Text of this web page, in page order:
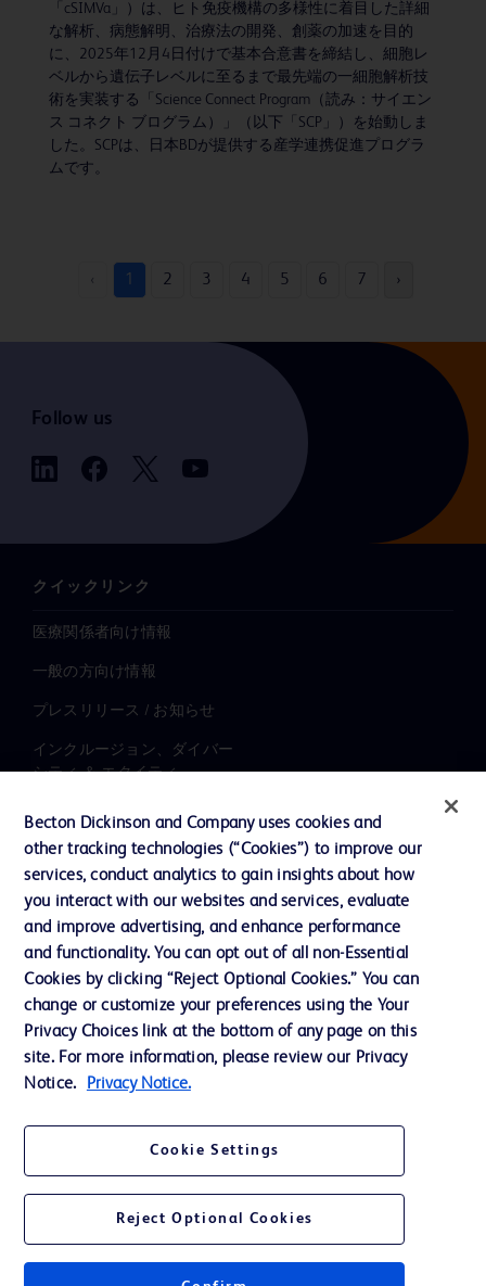
「cSIMVa」）は、ヒト免疫機構の多様性に着目した詳細
な解析、病態解明、治療法の開発、創薬の加速を目的
に、2025年12月4日付けで基本合意書を締結し、細胞レ
ベルから遺伝子レベルに至るまで最先端の一細胞解析技
術を実装する「Science Connect Program（読み：サイエン
ス コネクト ブログラム）」（以下「SCP」）を始動しま
した。SCPは、日本BDが提供する産学連携促進プログラ
ムです。
‹ 1 2 3 4 5 6 7 ›
Follow us
クイックリンク
医療関係者向け情報
一般の方向け情報
プレスリリース / お知らせ
インクルージョン、ダイバー
シティ ＆ エクイティ
会社案内
お問い合わせ
Cookie Preferences
プライバシーポリシー
ご利用規約
Becton, Dickinson and Company. All other trademarks are the property of
their respective owners.
Becton Dickinson and Company uses cookies and
other tracking technologies (“Cookies”) to improve our
services, conduct analytics to gain insights about how
you interact with our websites and services, evaluate
and improve advertising, and enhance performance
and functionality. You can opt out of all non-Essential
Cookies by clicking “Reject Optional Cookies.” You can
change or customize your preferences using the Your
Privacy Choices link at the bottom of any page on this
site. For more information, please review our Privacy
Notice.
Privacy Notice.
Cookie Settings
Reject Optional Cookies